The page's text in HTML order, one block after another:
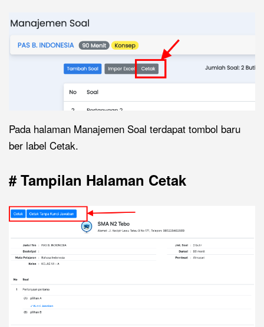
Pada halaman Manajemen Soal terdapat tombol baru
ber label Cetak.
# Tampilan Halaman Cetak